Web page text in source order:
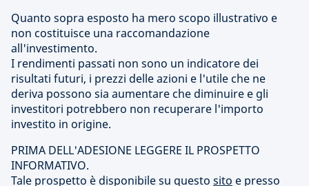
Quanto sopra esposto ha mero scopo illustrativo e
non costituisce una raccomandazione
all'investimento.
I rendimenti passati non sono un indicatore dei
risultati futuri, i prezzi delle azioni e l'utile che ne
deriva possono sia aumentare che diminuire e gli
investitori potrebbero non recuperare l'importo
investito in origine.
PRIMA DELL'ADESIONE LEGGERE IL PROSPETTO
INFORMATIVO.
Tale prospetto è disponibile su questo sito e presso